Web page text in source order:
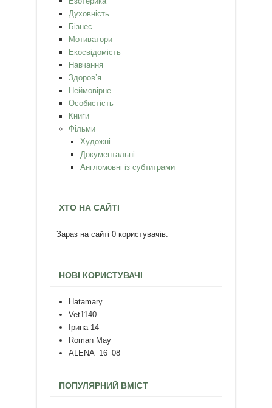
Духовність
Бізнес
Мотиватори
Екосвідомість
Навчання
Здоров’я
Неймовірне
Особистість
Книги
Фільми
Художні
Документальні
Англомовні із субтитрами
ХТО НА САЙТІ
Зараз на сайті 0 користувачів.
НОВІ КОРИСТУВАЧІ
Hatamary
Vet1140
Ірина 14
Roman May
ALENA_16_08
ПОПУЛЯРНИЙ ВМІСТ